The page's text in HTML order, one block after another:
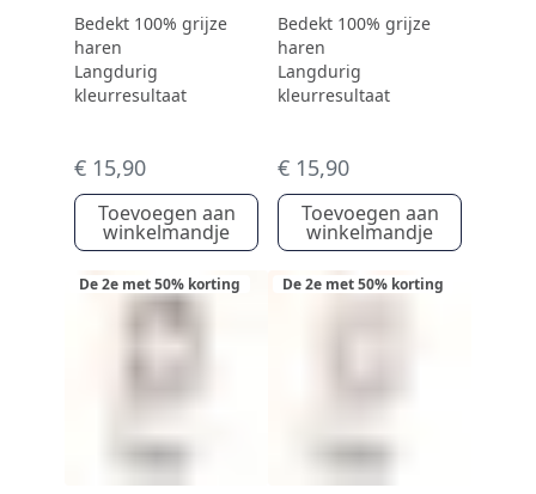
Bedekt 100% grijze
haren
Langdurig
kleurresultaat
€ 15,90
Toevoegen aan
winkelmandje
Bedekt 100% grijze
haren
Langdurig
kleurresultaat
€ 15,90
Toevoegen aan
winkelmandje
De 2e met 50% korting De 2e met 50% korting